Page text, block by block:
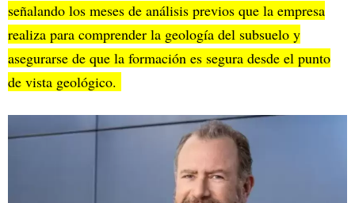
señalando los meses de análisis previos que la empresa
realiza para comprender la geología del subsuelo y
asegurarse de que la formación es segura desde el punto
de vista geológico.